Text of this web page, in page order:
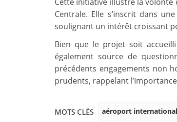
Centrale. Elle s’inscrit dans
soulignant un intérêt croissant
Bien que le projet soit
également source de
précédents engagements non
prudents, rappelant
MOTS CLÉS aéroport